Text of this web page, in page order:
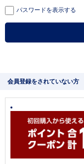
パスワードを表示する
会員登録をされていない方